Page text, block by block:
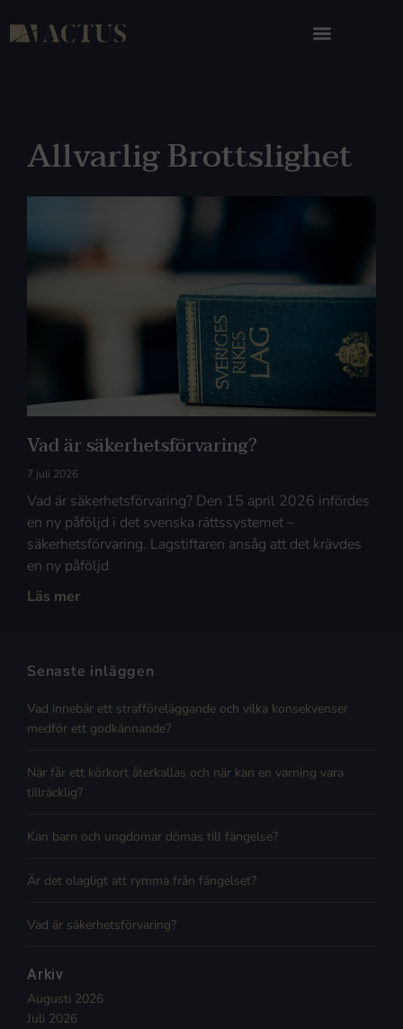
Allvarlig Brottslighet
Vad är säkerhetsförvaring?
7 juli 2026
Vad är säkerhetsförvaring? Den 15 april 2026 infördes
en ny påföljd i det svenska rättssystemet –
säkerhetsförvaring. Lagstiftaren ansåg att det krävdes
en ny påföljd
Läs mer
Senaste inläggen
Vad innebär ett strafföreläggande och vilka konsekvenser
medför ett godkännande?
När får ett körkort återkallas och när kan en varning vara
tillräcklig?
Kan barn och ungdomar dömas till fängelse?
Är det olagligt att rymma från fängelset?
Vad är säkerhetsförvaring?
Arkiv
Augusti 2026
Juli 2026